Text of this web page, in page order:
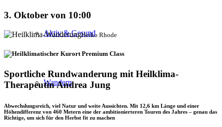
Aktiv & Gesund
Wandern
3. Oktober von 10:00
Heiko Rhode
Sportliche Rundwanderung mit Heilklima-
Therapeutin Andrea Jung
Abwechslungsreich, viel Natur und weite Aussichten. Mit 12,6 km Länge und einer
Höhendifferenz von 460 Metern eine der ambitionierteren Touren des Jahres – genau das
Richtige, um sich für den Herbst fit zu machen